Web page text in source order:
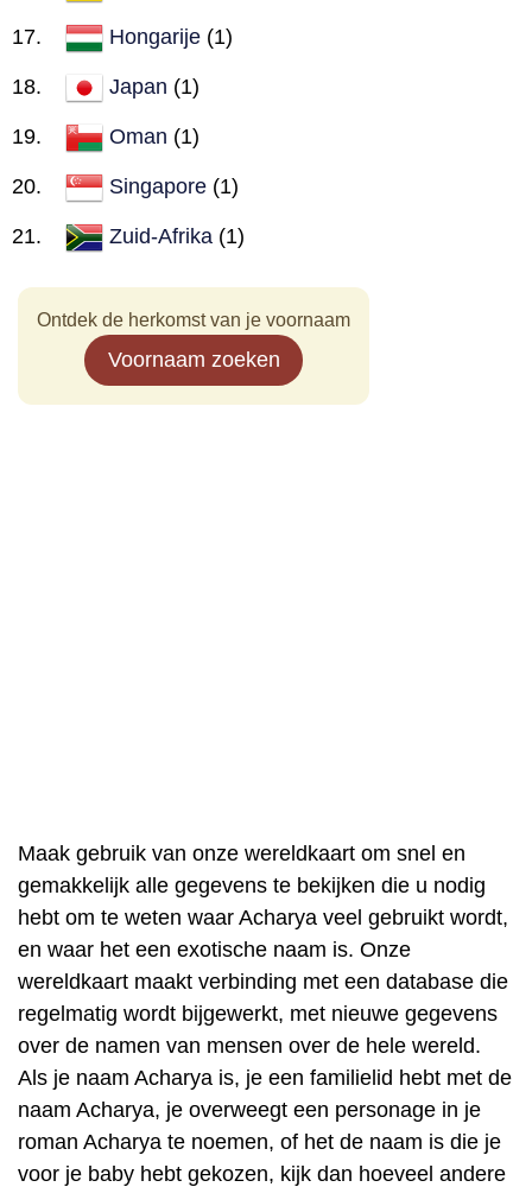
Hongarije (1)
Japan (1)
Oman (1)
Singapore (1)
Zuid-Afrika (1)
Ontdek de herkomst van je voornaam
Voornaam zoeken
Maak gebruik van onze wereldkaart om snel en
gemakkelijk alle gegevens te bekijken die u nodig
hebt om te weten waar Acharya veel gebruikt wordt,
en waar het een exotische naam is. Onze
wereldkaart maakt verbinding met een database die
regelmatig wordt bijgewerkt, met nieuwe gegevens
over de namen van mensen over de hele wereld.
Als je naam Acharya is, je een familielid hebt met de
naam Acharya, je overweegt een personage in je
roman Acharya te noemen, of het de naam is die je
voor je baby hebt gekozen, kijk dan hoeveel andere